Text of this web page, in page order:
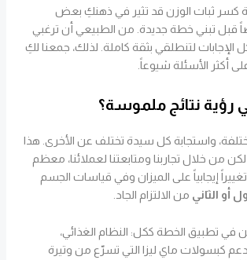
كسر ثبات الوزن قد تثير في ذهنكِ بعض
قبل تبني خطة جديدة. من الطبيعي أن ترغبي
لتنطلقي بثقة كاملة. لذلك، جمعنا لكِ
على أكثر الأسئلة شيوعاً.
رؤية نتائج ملموسة؟
واستجابة كل سيدة تختلف عن الأخرى. هذا
من خلال تجاربنا ومتابعتنا لعملائنا، معظم
إيجابياً على الميزان وفي قياسات الجسم
أو الثاني من الالتزام الجاد.
في تطبيق الخطة ككل: النظام الغذائي،
دعم كبسولات ماي ليزا التي تسرّع من وتيرة